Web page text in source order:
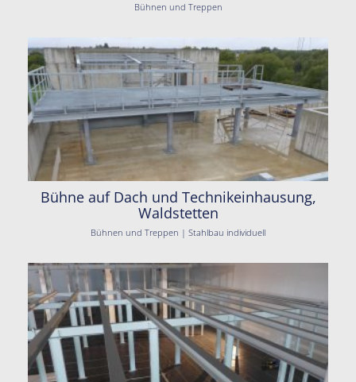
Bühnen und Treppen
Bühne auf Dach und Technikeinhausung,
Waldstetten
Bühnen und Treppen | Stahlbau individuell